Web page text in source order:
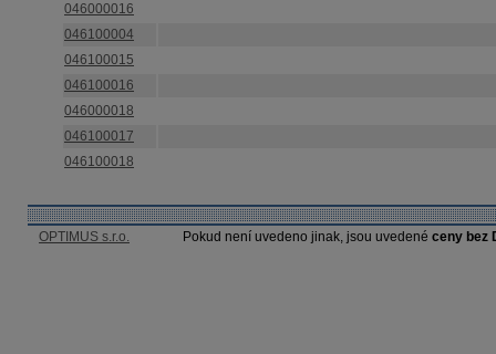
046000016
046100004
046100015
046100016
046000018
046100017
046100018
OPTIMUS s.r.o. Pokud není uvedeno jinak, jsou uvedené ceny bez